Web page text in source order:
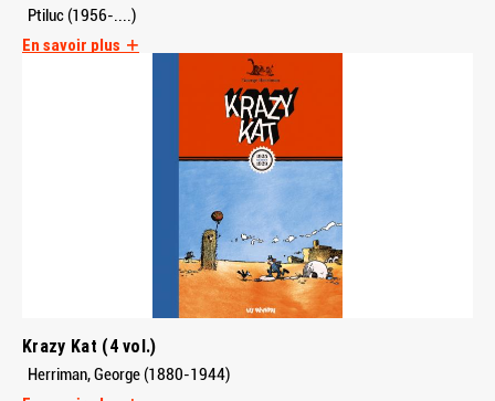
Ptiluc (1956-....)
En savoir plus
Krazy Kat (4 vol.)
Herriman, George (1880-1944)